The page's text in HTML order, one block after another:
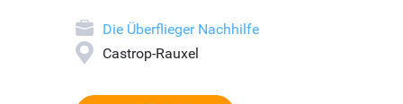
Die Überflieger Nachhilfe
Castrop-Rauxel